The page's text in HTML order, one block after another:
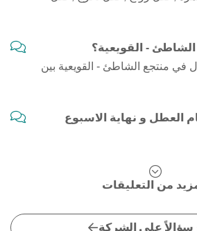
- القويعية؟
في منتجع الشاطئ - القويعية بين
العطل و نهاية الاسبوع
من التعليقات
سؤالاً على الشركة